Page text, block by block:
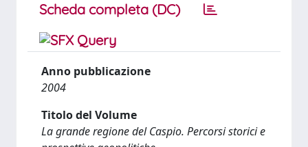
Scheda completa (DC)
Anno pubblicazione
2004
Titolo del Volume
La grande regione del Caspio. Percorsi storici e